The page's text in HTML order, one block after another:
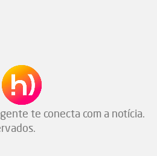
te conecta com a notícia.